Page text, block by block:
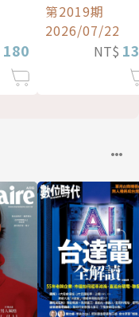
180
第2019期
2026/07/22
NT$